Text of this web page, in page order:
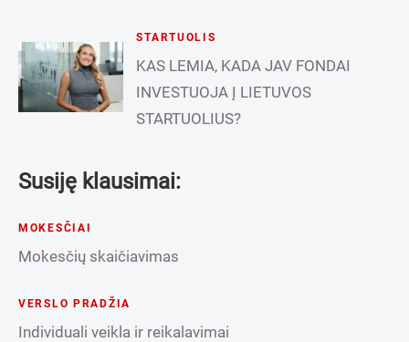
STARTUOLIS
KAS LEMIA, KADA JAV FONDAI
INVESTUOJA Į LIETUVOS
STARTUOLIUS?
Susiję klausimai:
MOKESČIAI
Mokesčių skaičiavimas
VERSLO PRADŽIA
Individuali veikla ir reikalavimai